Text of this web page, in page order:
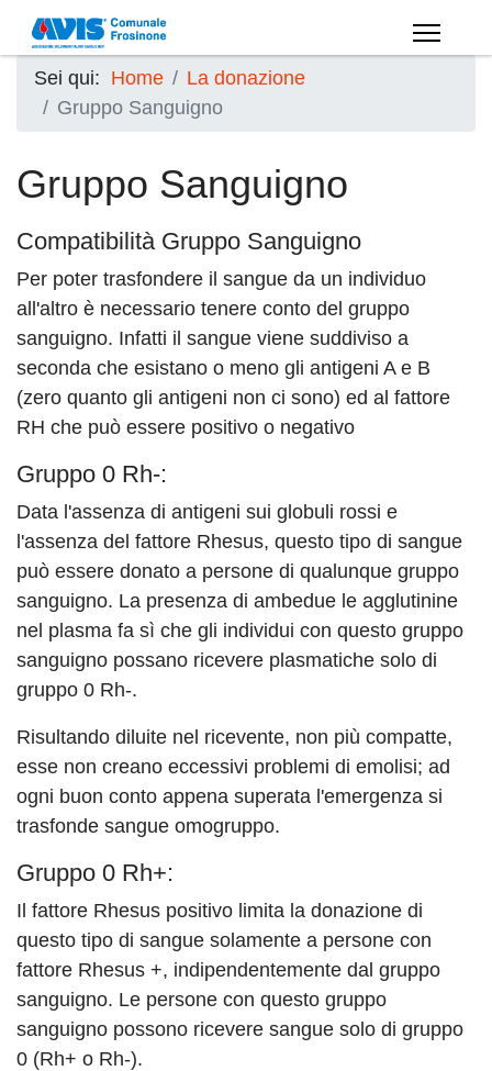
Sei qui: Home
La donazione
Gruppo Sanguigno
Gruppo Sanguigno
Compatibilità Gruppo Sanguigno
Per poter trasfondere il sangue da un individuo
all'altro è necessario tenere conto del gruppo
sanguigno. Infatti il sangue viene suddiviso a
seconda che esistano o meno gli antigeni A e B
(zero quanto gli antigeni non ci sono) ed al fattore
RH che può essere positivo o negativo
Gruppo 0 Rh-:
Data l'assenza di antigeni sui globuli rossi e
l'assenza del fattore Rhesus, questo tipo di sangue
può essere donato a persone di qualunque gruppo
sanguigno. La presenza di ambedue le agglutinine
nel plasma fa sì che gli individui con questo gruppo
sanguigno possano ricevere plasmatiche solo di
gruppo 0 Rh-.
Risultando diluite nel ricevente, non più compatte,
esse non creano eccessivi problemi di emolisi; ad
ogni buon conto appena superata l'emergenza si
trasfonde sangue omogruppo.
Gruppo 0 Rh+:
Il fattore Rhesus positivo limita la donazione di
questo tipo di sangue solamente a persone con
fattore Rhesus +, indipendentemente dal gruppo
sanguigno. Le persone con questo gruppo
sanguigno possono ricevere sangue solo di gruppo
0 (Rh+ o Rh-).